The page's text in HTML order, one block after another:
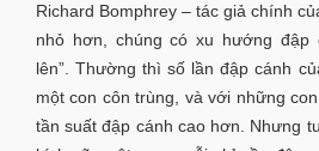
Richard Bomphrey – tác giả chính
nhỏ hơn, chúng có xu hướng đập
lên”. Thường thì số lần đập cánh
một con côn trùng, và với những
tần suất đập cánh cao hơn. Nhưng